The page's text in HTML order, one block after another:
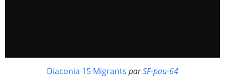
Diaconia 15 Migrants parSF-pau-64